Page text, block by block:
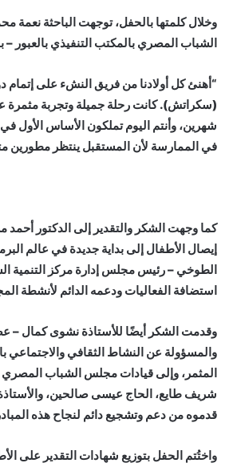
وخلال كلمتها بالحفل، توجهت الباحثة
الشباب المصري بالمكتب التنفيذي بالعبور –
“أهنئ كل أولادنا من فريق النشء على إتمام
(سكراتش). كانت رحلة جميلة وتجربة مثمرة
شهرين، وأنتم اليوم تملكون الأساس الأول
في الممارسة لأن المستقبل ينتظر مطورين
كما وجهت الشكر والتقدير إلى الدكتور
إيصال الأطفال إلى بداية جديدة في عالم
الطوخي – رئيس مجلس إدارة مركز التنمية
استضافة الفعاليات ودعمه الدائم لأنشطة
وقدمت الشكر أيضًا للأستاذة نشوى كمال –
والمسؤولة عن النشاط الثقافي والاجتماعي
المثمر، وإلى قيادات مجلس الشباب
شريف طايع، الحاج عيسى صالحين، والأستاذة
قدموه من دعم وتشجيع دائم لنجاح هذه
واختُتم الحفل بتوزيع شهادات التقدير على